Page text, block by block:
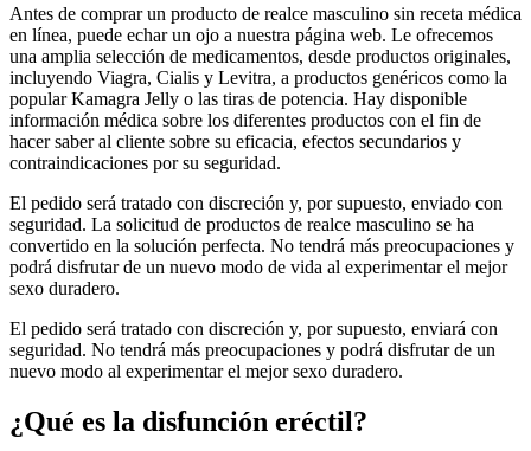
Antes de comprar un producto de realce masculino sin receta médica
en línea, puede echar un ojo a nuestra página web. Le ofrecemos
una amplia selección de medicamentos, desde productos originales,
incluyendo Viagra, Cialis y Levitra, a productos genéricos como la
popular Kamagra Jelly o las tiras de potencia. Hay disponible
información médica sobre los diferentes productos con el fin de
hacer saber al cliente sobre su eficacia, efectos secundarios y
contraindicaciones por su seguridad.
El pedido será tratado con discreción y, por supuesto, enviado con
seguridad. La solicitud de productos de realce masculino se ha
convertido en la solución perfecta. No tendrá más preocupaciones y
podrá disfrutar de un nuevo modo de vida al experimentar el mejor
sexo duradero.
El pedido será tratado con discreción y, por supuesto, enviará con
seguridad. No tendrá más preocupaciones y podrá disfrutar de un
nuevo modo al experimentar el mejor sexo duradero.
¿Qué es la disfunción eréctil?